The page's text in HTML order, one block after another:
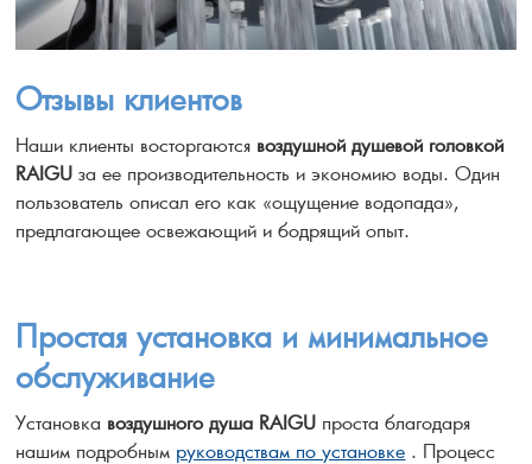
Отзывы клиентов
Наши клиенты восторгаются воздушной душевой головкой
RAIGU за ее производительность и экономию воды. Один
пользователь описал его как «ощущение водопада»,
предлагающее освежающий и бодрящий опыт.
Простая установка и минимальное
обслуживание
Установка воздушного душа RAIGU проста благодаря
нашим подробным руководствам по установке . Процесс